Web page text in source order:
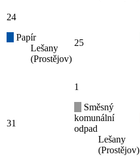
24
Papír
Lešany
(Prostějov)
25
31
1
Směsný
komunální
odpad
Lešany
(Prostějov)